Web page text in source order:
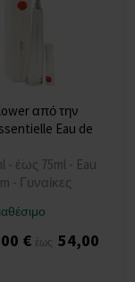
από την
Eau de
- έως 75ml - Eau
- Γυναίκες
€ έως 54,00